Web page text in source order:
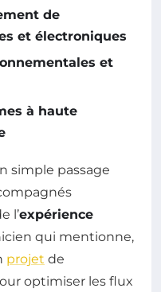
de
et électroniques
et
à haute
simple passage
l’expérience
qui mentionne,
projet de
optimiser les flux